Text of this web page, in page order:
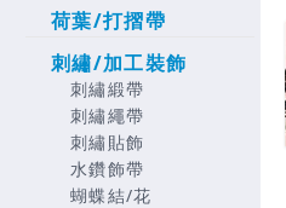
荷葉/打摺帶
刺繡/加工裝飾
刺繡緞帶
刺繡繩帶
刺繡貼飾
水鑽飾帶
蝴蝶結/花